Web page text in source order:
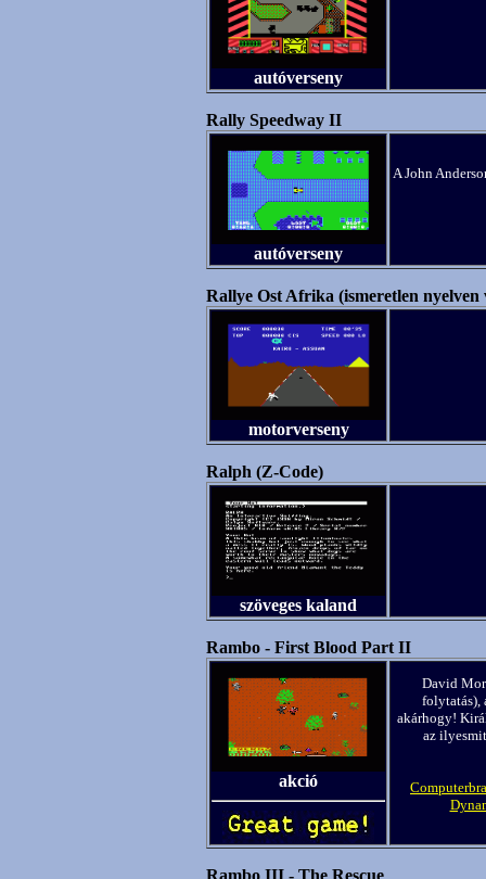
autóverseny
Rally Speedway II
autóverseny
A John
Rallye Ost Afrika (ismeretlen nyelven
motorverseny
Ralph (Z-Code)
szöveges kaland
Rambo - First Blood Part II
akció
David
folytatás),
akárhogy!
az
Rambo III - The Rescue